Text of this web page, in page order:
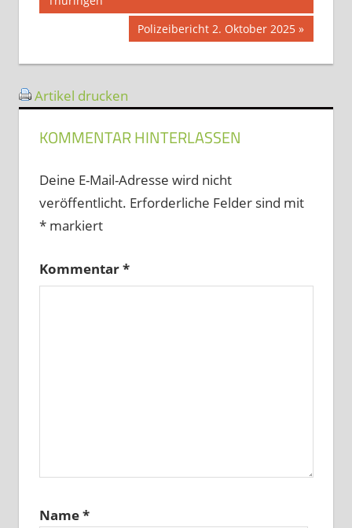
Nächster
Beitrag:
Polizeibericht 2. Oktober 2025
Artikel drucken
KOMMENTAR HINTERLASSEN
Deine E-Mail-Adresse wird nicht
veröffentlicht. Erforderliche Felder sind mit
*markiert
Kommentar*
Name*